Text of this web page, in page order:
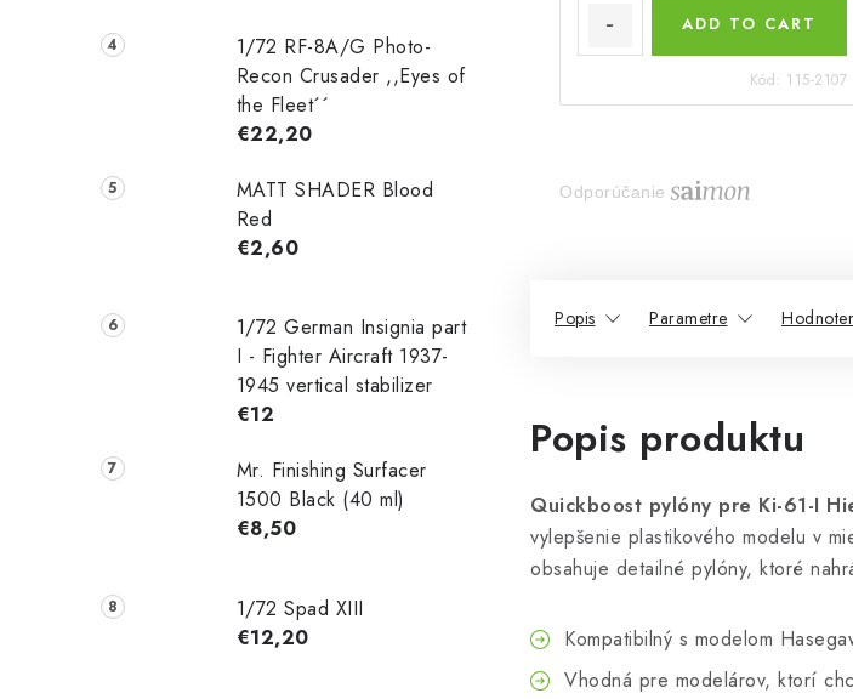
1/72 RF-8A/G Photo-
Recon Crusader ,,Eyes of
the Fleet´´
€22,20
MATT SHADER Blood
Red
€2,60
1/72 German Insignia part
I - Fighter Aircraft 1937-
1945 vertical stabilizer
€12
Mr. Finishing Surfacer
1500 Black (40 ml)
€8,50
1/72 Spad XIII
€12,20
ADD TO CART
Kód: 115-2107
Odporúčanie
Popis Parametre
Popis produktu
Quickboost pylóny pre Ki-61-I
vylepšenie plastikového modelu v
obsahuje detailné pylóny, ktoré
Kompatibilný s modelom
Vhodná pre modelárov, ktorí